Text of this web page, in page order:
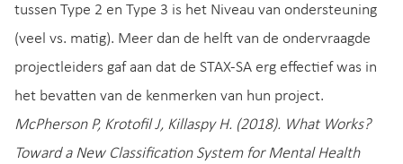
tussen Type 2 en Type 3 is het Niveau van ondersteuning
(veel vs. matig). Meer dan de helft van de ondervraagde
projectleiders gaf aan dat de STAX-SA erg effectief was in
het bevatten van de kenmerken van hun project.
McPherson P, Krotofil J, Killaspy H. (2018). What Works?
Toward a New Classification System for Mental Health